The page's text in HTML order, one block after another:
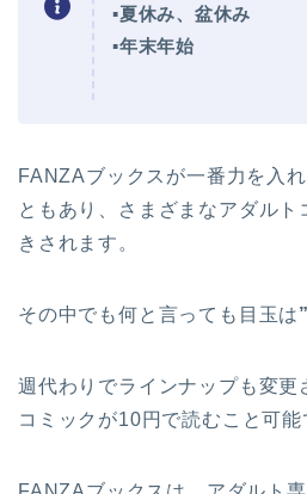
▪夏休み、盆休み
▪年末年始
FANZAブックスが一番力を入
ともあり、さまざまなアダルト
きされます。
その中でも何と言っても目玉は
週代わりでラインナップも変更
コミックが10円で読むこと可能